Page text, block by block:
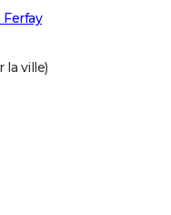
ville)